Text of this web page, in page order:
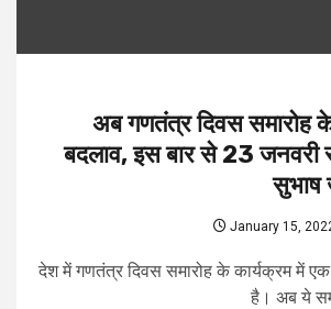
अब गणतंत्र दिवस समारोह
बदलाव, इस बार से 23 जनवरी
सुभाष
January 15,
देश में गणतंत्र दिवस समारोह के कार्यक्रम में एक
है। अब ये